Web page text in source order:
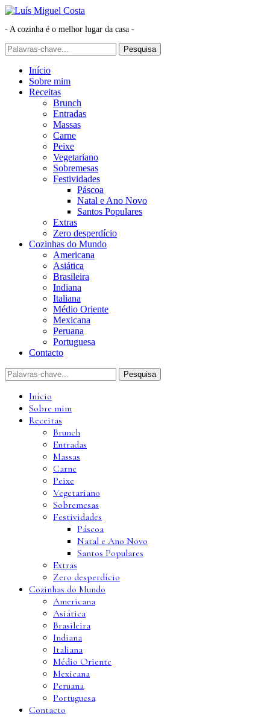
- A cozinha é o melhor lugar da casa -
Início
Sobre mim
Receitas
Brunch
Entradas
Massas
Carne
Peixe
Vegetariano
Sobremesas
Festividades
Páscoa
Natal e Ano Novo
Santos Populares
Extras
Zero desperdício
Cozinhas do Mundo
Americana
Asiática
Brasileira
Indiana
Italiana
Médio Oriente
Mexicana
Peruana
Portuguesa
Contacto
Início
Sobre mim
Receitas
Brunch
Entradas
Massas
Carne
Peixe
Vegetariano
Sobremesas
Festividades
Páscoa
Natal e Ano Novo
Santos Populares
Extras
Zero desperdício
Cozinhas do Mundo
Americana
Asiática
Brasileira
Indiana
Italiana
Médio Oriente
Mexicana
Peruana
Portuguesa
Contacto